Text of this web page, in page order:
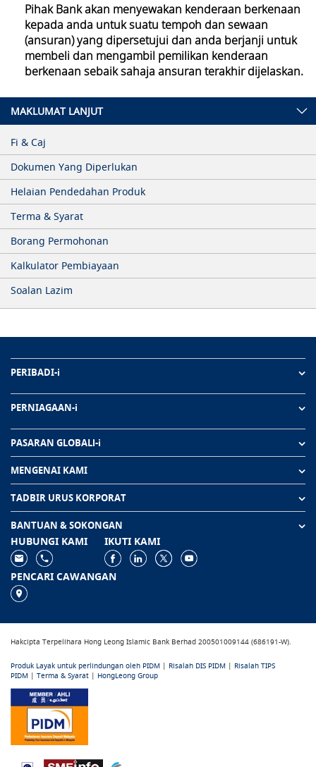
Pihak Bank akan menyewakan kenderaan berkenaan
kepada anda untuk suatu tempoh dan sewaan
(ansuran) yang dipersetujui dan anda berjanji untuk
membeli dan mengambil pemilikan kenderaan
berkenaan sebaik sahaja ansuran terakhir dijelaskan.
MAKLUMAT LANJUT
Fi & Caj
Dokumen Yang Diperlukan
Helaian Pendedahan Produk
Terma & Syarat
Borang Permohonan
Kalkulator Pembiayaan
Soalan Lazim
PERIBADI-i
PERNIAGAAN-i
PASARAN GLOBALl-i
MENGENAI KAMI
TADBIR URUS KORPORAT
BANTUAN & SOKONGAN
HUBUNGI KAMI IKUTI KAMI
PENCARI CAWANGAN
Hakcipta Terpelihara Hong Leong Islamic Bank Berhad 200501009144 (686191-W).
Produk Layak untuk perlindungan oleh PIDM | Risalah DIS PIDM | Risalah TIPS
PIDM | Terma & Syarat | HongLeong Group